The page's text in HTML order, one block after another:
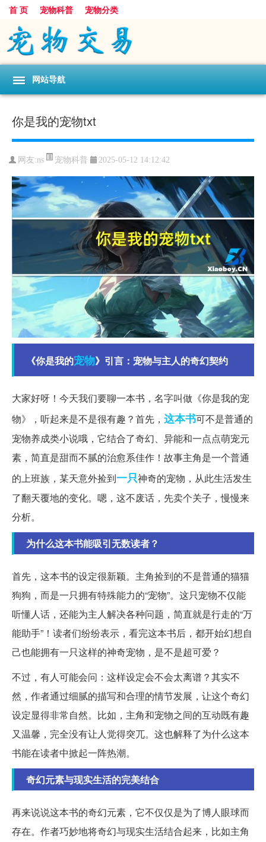
首 页 宠物科普 宠物分类
网站导航
你是我的宠物txt
网友:ns 宠物科普 2025-05-12 14:12:42
《你是我的宠物》引言：宠物与主人的奇幻契约
大家好呀！今天我们要聊一本书，名字叫做《你是我的宠
物》，听起来是不是很有趣？首先， 这本书可不是普通的
宠物养成类小说哦，它结合了奇幻、异能和一点点萌宠元
素，简直是甜而不腻的治愈系佳作！故事主角是一个普通
的上班族，某天意外捡到一只神奇的宠物，从此生活发生
了翻天覆地的变化。嗯，这不废话，先卖个关子，慢慢来
分析。
为什么这本书能吸引无数读者？
首先，这本书的设定很新颖。主角捡到的不是普通的猫猫
狗狗，而是一只拥有特殊能力的“宠物”。这只宠物不仅能
听懂人话，还能为主人解决各种问题，简直就是行走的“万
能助手”！读者们纷纷表示，看完这本书后，都开始幻想自
己也能拥有一只这样的神奇宠物，是不是超可爱？
不过，有人可能会问：这样设定会不会太离谱？其实不
然，作者通过细腻的描写和合理的情节发展，让这个奇幻
设定显得非常自然。比如，主角和宠物之间的互动既有趣
又温馨，完全没有让人觉得突兀。这也解释了为什么这本
书能在读者中掀起一阵热潮。
奇幻元素与现实生活的完美结合
再来说说这本书的奇幻元素，它不仅仅是为了博人眼球而
存在。作者巧妙地将奇幻与现实生活结合起来，比如主角